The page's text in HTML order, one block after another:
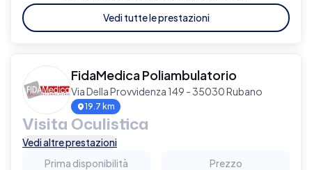
Vedi tutte le prestazioni
FidaMedica Poliambulatorio
Via Della Provvidenza 149 - 35030 Rubano
19.7 km
Visita Oculistica
Vedi altre prestazioni
Prima disponibilità
Prezzo